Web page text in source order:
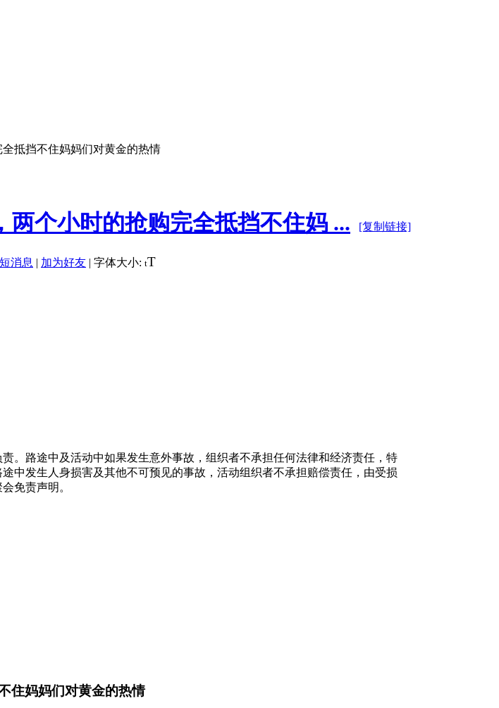
抵挡不住妈妈们对黄金的热情
个小时的抢购完全抵挡不住妈 ... [复制链接]
消息 | 加为好友 | 字体大小: tT
。路途中及活动中如果发生意外事故，组织者不承担任何法律和经济责任，特
中发生人身损害及其他不可预见的事故，活动组织者不承担赔偿责任，由受损
免责声明。
住妈妈们对黄金的热情